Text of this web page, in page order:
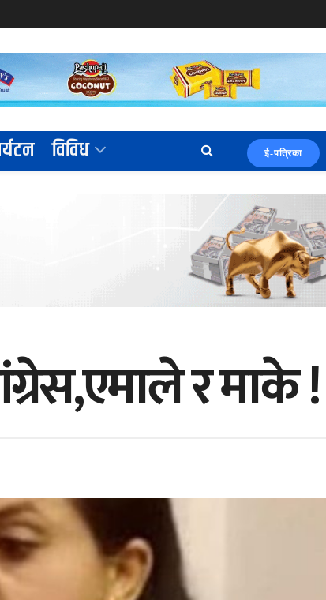
विविध ई-पत्रिका
र माके !